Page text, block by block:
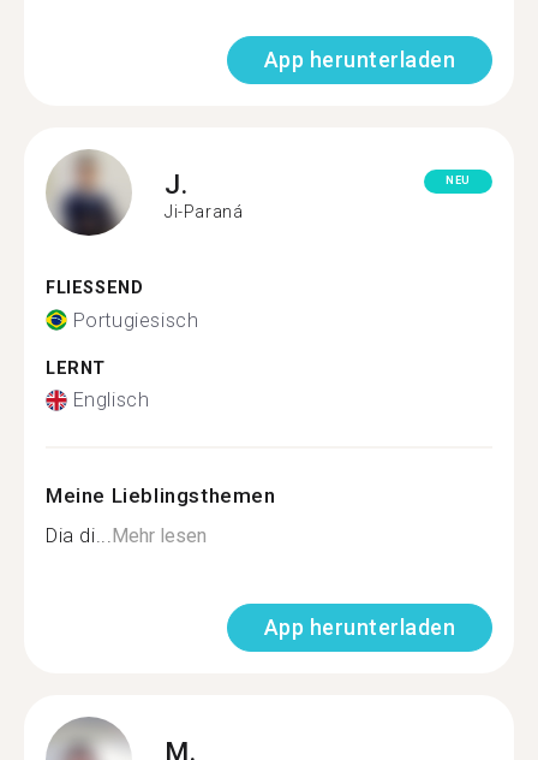
App herunterladen
J.
Ji-Paraná
NEU
FLIESSEND
Portugiesisch
LERNT
Englisch
Meine Lieblingsthemen
Dia di...Mehr lesen
App herunterladen
M.